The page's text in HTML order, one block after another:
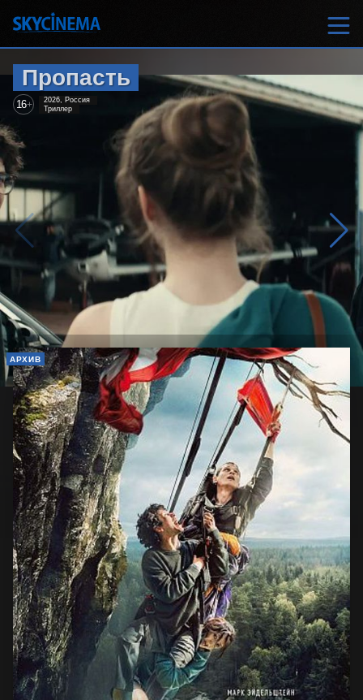
Пропасть
16+
2026, Россия
Триллер
АРХИВ